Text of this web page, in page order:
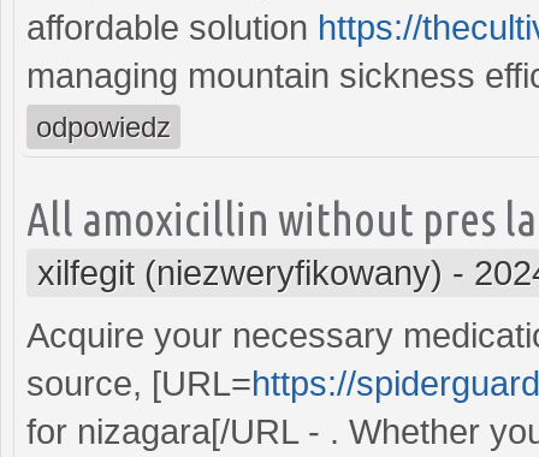
affordable solution https://
managing mountain sickness
odpowiedz
All amoxicillin without pres
xilfegit (niezweryfikowany) -
Acquire your necessary
source, [URL=https://
for nizagara[/URL - . Whether